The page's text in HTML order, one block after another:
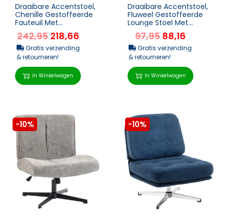
Draaibare Accentstoel,
Chenille Gestoffeerde
Fauteuil Met
Lendenkussen, Hoge
Rugleuning, Diepe
Zitpl...
242,95 218,66
Gratis verzending
& retourneren!
In Winkelwagen
Draaibare Accentstoel,
Fluweel Gestoffeerde
Lounge Stoel Met
Hoogteverstelling Voor
Woonkamer, Kanto...
97,95 88,16
Gratis verzending
& retourneren!
In Winkelwagen
-10% -10%